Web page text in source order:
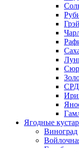
Ягодные
Виноград